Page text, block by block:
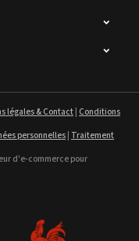
légales & Contact| Conditions
personnelles| Traitement
d'e-commerce pour